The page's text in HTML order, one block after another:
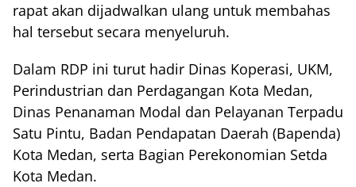
rapat akan dijadwalkan ulang untuk membahas
hal tersebut secara menyeluruh.
Dalam RDP ini turut hadir Dinas Koperasi, UKM,
Perindustrian dan Perdagangan Kota Medan,
Dinas Penanaman Modal dan Pelayanan Terpadu
Satu Pintu, Badan Pendapatan Daerah (Bapenda)
Kota Medan, serta Bagian Perekonomian Setda
Kota Medan.